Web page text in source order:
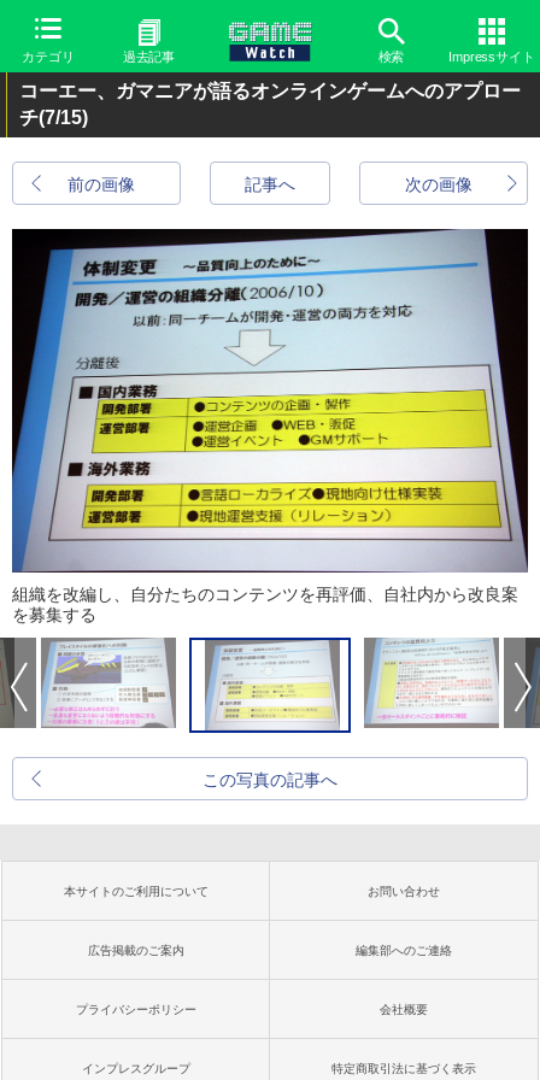
カテゴリ 過去記事 検索 Impressサイト
コーエー、ガマニアが語るオンラインゲームへのアプロー
チ(7/15)
前の画像 次の画像
記事へ
組織を改編し、自分たちのコンテンツを再評価、自社内から改良案
を募集する
この写真の記事へ
本サイトのご利用について お問い合わせ
広告掲載のご案内 編集部へのご連絡
プライバシーポリシー 会社概要
インプレスグループ 特定商取引法に基づく表示